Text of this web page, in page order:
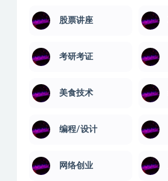
股票讲座
考研考证
美食技术
编程/设计
网络创业